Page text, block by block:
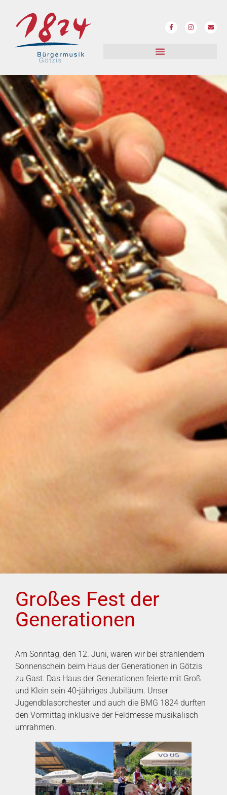
Großes Fest der
Generationen
Am Sonntag, den 12. Juni, waren wir bei strahlendem
Sonnenschein beim Haus der Generationen in Götzis
zu Gast. Das Haus der Generationen feierte mit Groß
und Klein sein 40-jähriges Jubiläum. Unser
Jugendblasorchester und auch die BMG 1824 durften
den Vormittag inklusive der Feldmesse musikalisch
umrahmen.